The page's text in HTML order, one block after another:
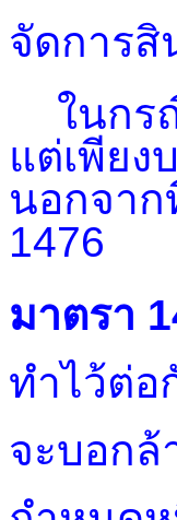
จัดการ
ในกร
แต่เพียง
นอกจา
1476
มาตรา
ทำไว้ต่อ
จะบอกล้